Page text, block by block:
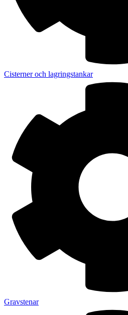
Cisterner och lagringstankar
Gravstenar